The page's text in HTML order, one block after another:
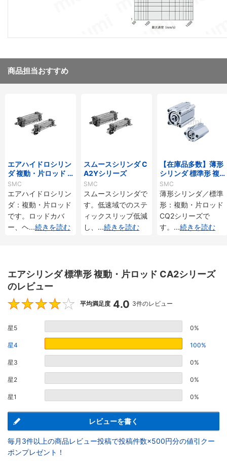
商品担当おすすめ
エアハイドロシリン
ダ 複動・片ロッド C
A2□Hシリーズ
SMC
エアハイドロシリン
ダ：複動・片ロッド
です。ロッドカバ
ー、ヘ...続きを読む
スムースシリンダ C
A2Yシリーズ
SMC
スムースシリンダで
す。低速域でのステ
ィックスリップ低減
し、 ...続きを読む
【在庫品多数】薄形
シリンダ 標準形 複
動・片ロッド CQ2
シリーズ
SMC
薄形シリンダ／標準
形：複動・片ロッド
CQ2シリーズで
す。 ...続きを読む
エアシリンダ 標準形 複動・片ロッド CA2シリーズ
のレビュー
4
平均満足度 4.0 3件のレビュー
星5 0%
星4 100%
星3 0%
星2 0%
星1 0%
レビューを書く
毎月3件以上の商品レビュー投稿で投稿件数×500円分の値引クー
ポンプレゼント！